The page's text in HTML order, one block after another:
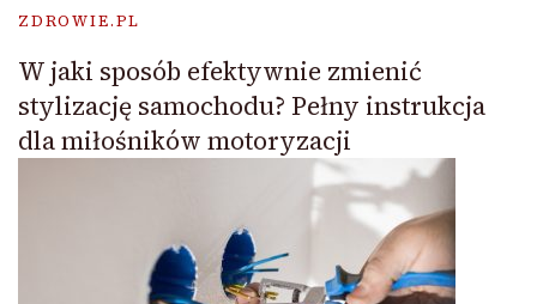
ZDROWIE.PL
W jaki sposób efektywnie zmienić
stylizację samochodu? Pełny instrukcja
dla miłośników motoryzacji